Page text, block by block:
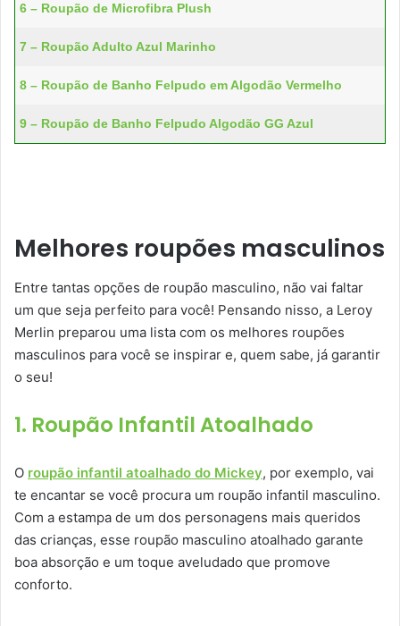
6 – Roupão de Microfibra Plush
7 – Roupão Adulto Azul Marinho
8 – Roupão de Banho Felpudo em Algodão Vermelho
9 – Roupão de Banho Felpudo Algodão GG Azul
Melhores roupões masculinos
Entre tantas opções de roupão masculino, não vai faltar
um que seja perfeito para você! Pensando nisso, a Leroy
Merlin preparou uma lista com os melhores roupões
masculinos para você se inspirar e, quem sabe, já garantir
o seu!
1. Roupão Infantil Atoalhado
O roupão infantil atoalhado do Mickey, por exemplo, vai
te encantar se você procura um roupão infantil masculino.
Com a estampa de um dos personagens mais queridos
das crianças, esse roupão masculino atoalhado garante
boa absorção e um toque aveludado que promove
conforto.